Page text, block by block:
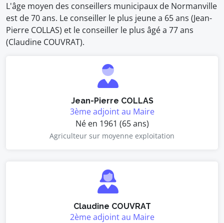
L'âge moyen des conseillers municipaux de Normanville
est de 70 ans. Le conseiller le plus jeune a 65 ans (Jean-
Pierre COLLAS) et le conseiller le plus âgé a 77 ans
(Claudine COUVRAT).
Jean-Pierre COLLAS
3ème adjoint au Maire
Né en 1961 (65 ans)
Agriculteur sur moyenne exploitation
Claudine COUVRAT
2ème adjoint au Maire